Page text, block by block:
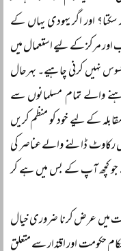
اور اگر یہودی یہاں کے
اور مرکز کے لیے استعمال میں
نہیں کرنی چاہیے۔ بہرحال
والے تمام مسلمانوں سے
کے لیے خود کو منظم کریں
رکاوٹ ڈالنے والے عناصر کی
جو کچھ آپ کے بس میں ہے کر
میں عرض کرنا ضروری خیال
حکومت اور اقتدار سے متعلق